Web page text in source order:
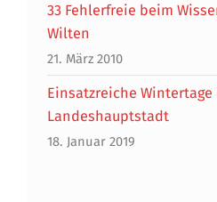
33 Fehlerfreie beim
Wilten
21. März 2010
Einsatzreiche Wintertage
Landeshauptstadt
18. Januar 2019